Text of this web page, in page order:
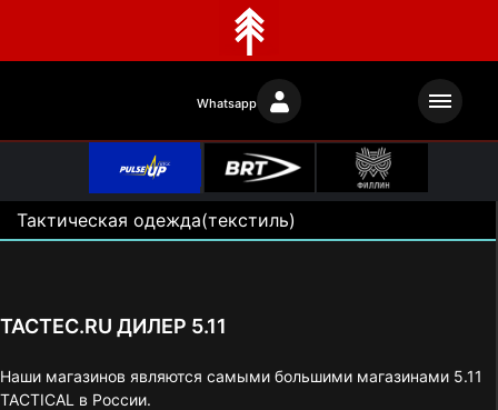
Whatsapp
Тактическая одежда(текстиль)
TACTEC.RU ДИЛЕР 5.11
Наши магазинов являются самыми большими магазинами 5.11
TACTICAL в России.